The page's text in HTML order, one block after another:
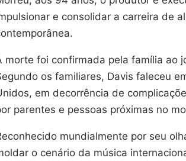
e consolidar a carreira de
morte foi confirmada pela família ao
os familiares, Davis faleceu
em decorrência de
parentes e pessoas próximas no
mundialmente por seu
o cenário da música